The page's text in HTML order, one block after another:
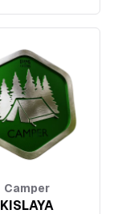
Camper
KISLAYA